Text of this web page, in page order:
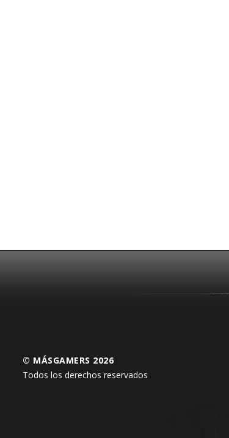
© MÁSGAMERS 2026
Todos los derechos reservados